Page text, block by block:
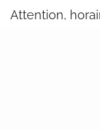
Attention,